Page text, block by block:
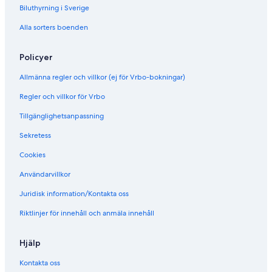
b
d
e
-
r
e
d
l
f
r
o
g
t
B
1
Biluthyrning i Sverige
Alla sorters boenden
Policyer
Allmänna regler och villkor (ej för Vrbo-bokningar)
Regler och villkor för Vrbo
Tillgänglighetsanpassning
Sekretess
Cookies
Användarvillkor
Juridisk information/Kontakta oss
Riktlinjer för innehåll och anmäla innehåll
Hjälp
Kontakta oss